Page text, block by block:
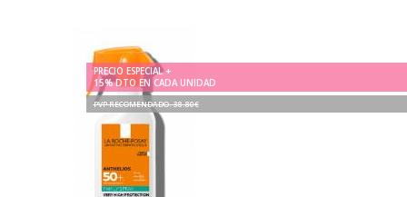
PRECIO ESPECIAL +
15% DTO EN CADA UNIDAD
PVP RECOMENDADO. 38.80€